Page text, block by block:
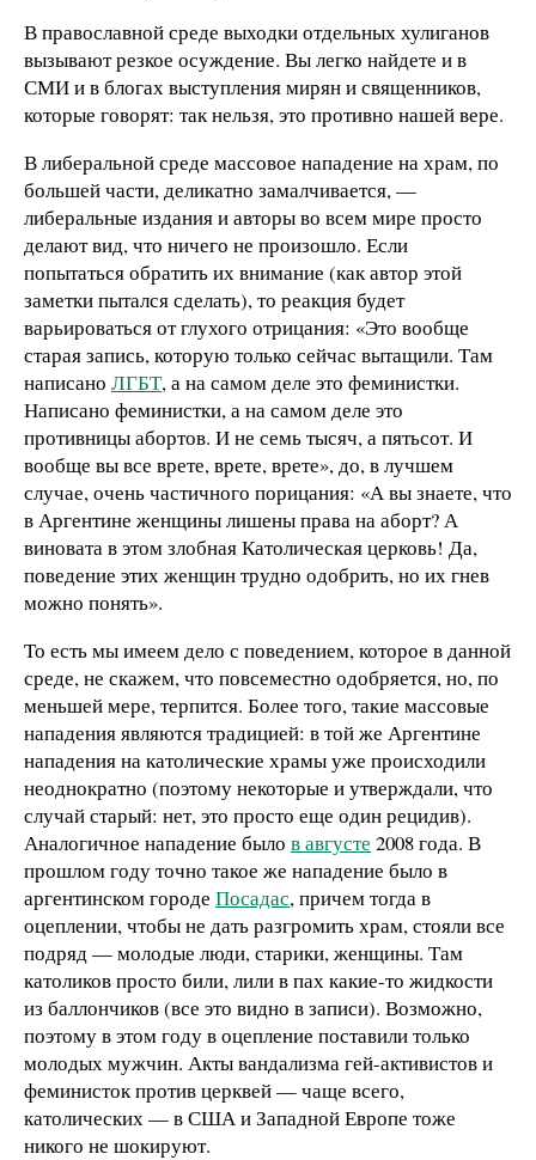
В православной среде выходки отдельных хулиганов
вызывают резкое осуждение. Вы легко найдете и в
СМИ и в блогах выступления мирян и священников,
которые говорят: так нельзя, это противно нашей вере.
В либеральной среде массовое нападение на храм, по
большей части, деликатно замалчивается, —
либеральные издания и авторы во всем мире просто
делают вид, что ничего не произошло. Если
попытаться обратить их внимание (как автор этой
заметки пытался сделать), то реакция будет
варьироваться от глухого отрицания: «Это вообще
старая запись, которую только сейчас вытащили. Там
написано ЛГБТ, а на самом деле это феминистки.
Написано феминистки, а на самом деле это
противницы абортов. И не семь тысяч, а пятьсот. И
вообще вы все врете, врете, врете», до, в лучшем
случае, очень частичного порицания: «А вы знаете, что
в Аргентине женщины лишены права на аборт? А
виновата в этом злобная Католическая церковь! Да,
поведение этих женщин трудно одобрить, но их гнев
можно понять».
То есть мы имеем дело с поведением, которое в данной
среде, не скажем, что повсеместно одобряется, но, по
меньшей мере, терпится. Более того, такие массовые
нападения являются традицией: в той же Аргентине
нападения на католические храмы уже происходили
неоднократно (поэтому некоторые и утверждали, что
случай старый: нет, это просто еще один рецидив).
Аналогичное нападение было в августе 2008 года. В
прошлом году точно такое же нападение было в
аргентинском городе Посадас, причем тогда в
оцеплении, чтобы не дать разгромить храм, стояли все
подряд — молодые люди, старики, женщины. Там
католиков просто били, лили в пах какие-то жидкости
из баллончиков (все это видно в записи). Возможно,
поэтому в этом году в оцепление поставили только
молодых мужчин. Акты вандализма гей-активистов и
феминисток против церквей — чаще всего,
католических — в США и Западной Европе тоже
никого не шокируют.